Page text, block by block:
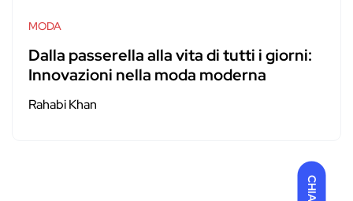
MODA
Dalla passerella alla vita di tutti i giorni:
Innovazioni nella moda moderna
Rahabi Khan